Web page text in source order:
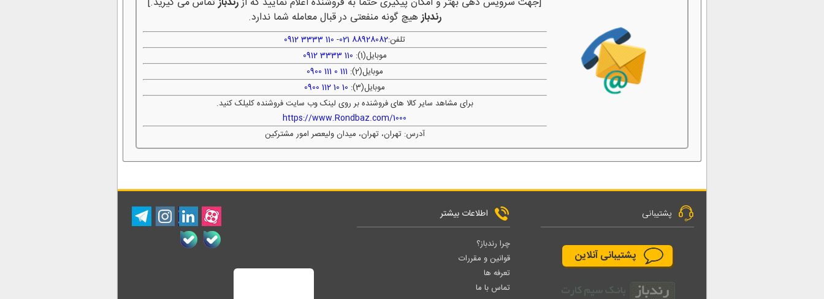
رندبازهیچ گونه منفعتی در قبال معامله شما ندارد.
تلفن:88928082 021
-
110 3333 0912
موبایل(1):
110 3333 0912
موبایل(2):
111 0 111 0900
موبایل(3):
10 10 112 0900
برای مشاهد سایر کالا های فروشنده بر روی لینک وب سایت فروشنده کلیلک کنید.
https://www.Rondbaz.com/1000
آدرس: تهران، تهران، میدان ولیعصر امور مشترکین
پشتیبانی
پشتیبانی آنلاین
اطلاعات بیشتر
چرا رندباز؟
قوانین و مقررات
تعرفه ها
تماس با ما